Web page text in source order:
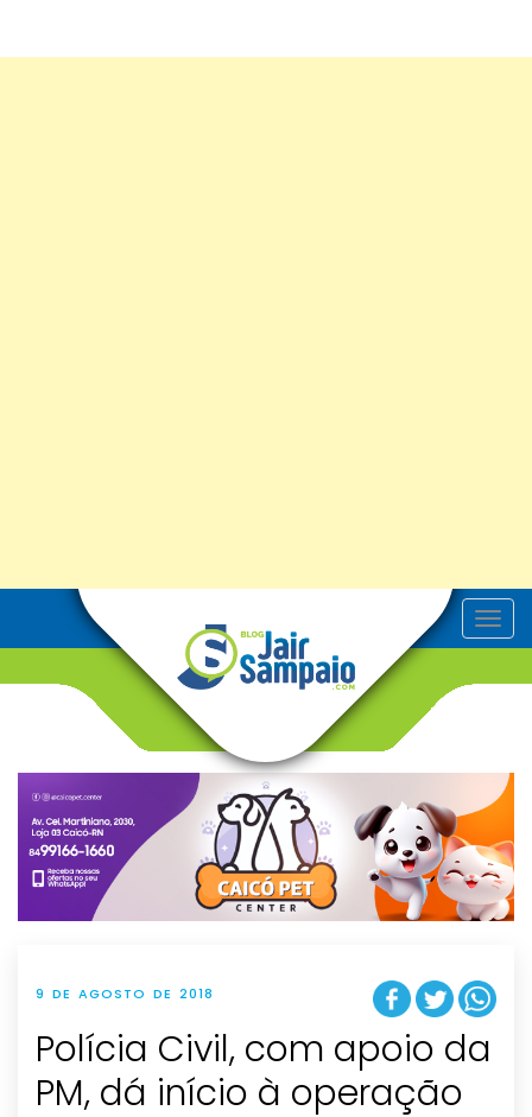
T
o
v
g
t
i
o
n
9 DE AGOSTO DE 2018
Polícia Civil, com apoio da
PM, dá início à operação